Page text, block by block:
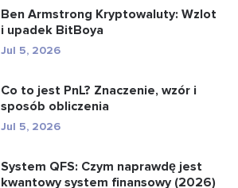
Ben Armstrong Kryptowaluty: Wzlot
i upadek BitBoya
Jul 5, 2026
Co to jest PnL? Znaczenie, wzór i
sposób obliczenia
Jul 5, 2026
System QFS: Czym naprawdę jest
kwantowy system finansowy (2026)